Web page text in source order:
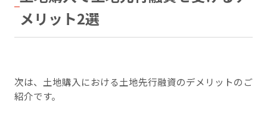
メリット2選
次は、土地購入における土地先行融資のデメリットのご
紹介です。